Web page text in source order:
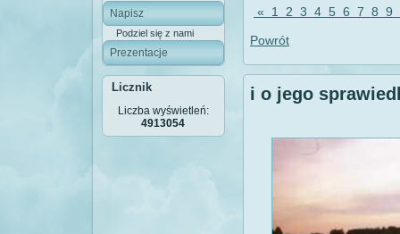
Napisz
Podziel się z nami
Prezentacje
Licznik
Liczba wyświetleń:
4913054
« 1 2 3 4 5 6 7 8 9
Powrót
i o jego